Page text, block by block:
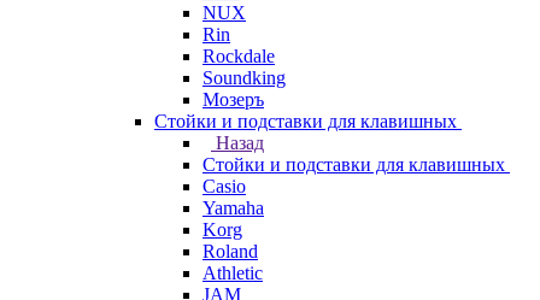
NUX
Rin
Rockdale
Soundking
Мозеръ
Стойки и подставки для клавишных
Назад
Стойки и подставки для клавишных
Casio
Yamaha
Korg
Roland
Athletic
JAM